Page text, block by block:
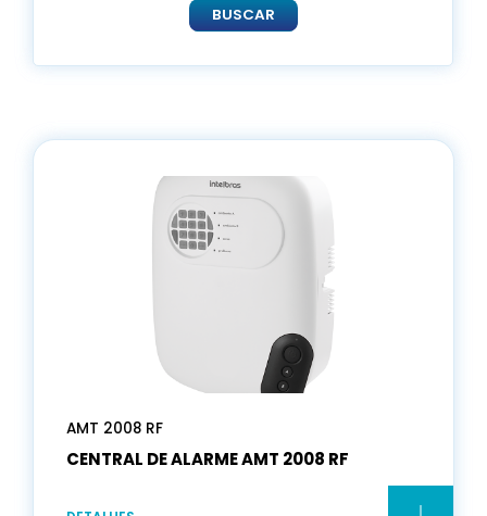
BUSCAR
AMT 2008 RF
CENTRAL DE ALARME AMT 2008 RF